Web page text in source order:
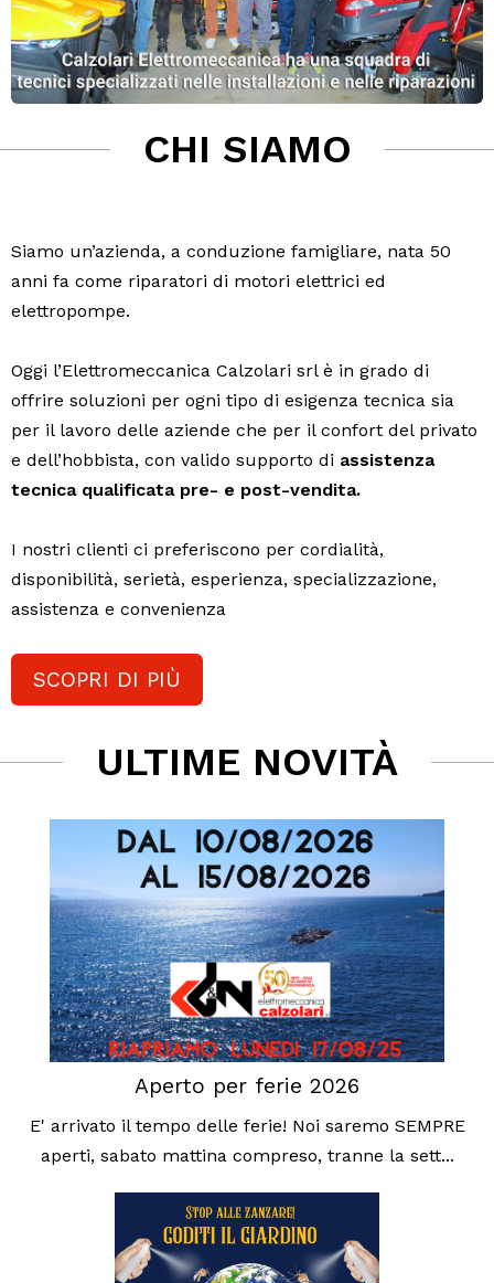
CHI SIAMO
Siamo un’azienda, a conduzione famigliare, nata 50
anni fa come riparatori di motori elettrici ed
elettropompe.
Oggi l’Elettromeccanica Calzolari srl è in grado di
offrire soluzioni per ogni tipo di esigenza tecnica sia
per il lavoro delle aziende che per il confort del privato
e dell’hobbista, con valido supporto di assistenza
tecnica qualificata pre- e post-vendita.
I nostri clienti ci preferiscono per cordialità,
disponibilità, serietà, esperienza, specializzazione,
assistenza e convenienza
SCOPRI DI PIÙ
ULTIME NOVITÀ
Aperto per ferie 2026
E' arrivato il tempo delle ferie! Noi saremo SEMPRE
aperti, sabato mattina compreso, tranne la sett...